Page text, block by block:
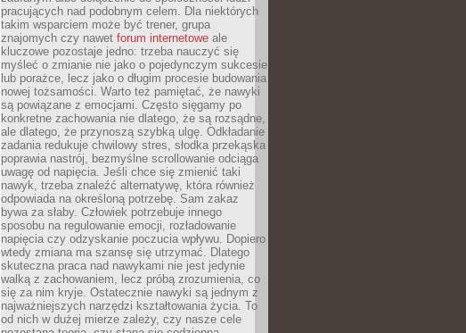
pracujących nad podobnym celem. Dla niektórych
takim wsparciem może być trener, grupa
znajomych czy nawet forum internetowe ale
kluczowe pozostaje jedno: trzeba nauczyć się
myśleć o zmianie nie jako o pojedynczym sukcesie
lub porażce, lecz jako o długim procesie budowania
nowej tożsamości. Warto też pamiętać, że nawyki
są powiązane z emocjami. Często sięgamy po
konkretne zachowania nie dlatego, że są rozsądne,
ale dlatego, że przynoszą szybką ulgę. Odkładanie
zadania redukuje chwilowy stres, słodka przekąska
poprawia nastrój, bezmyślne scrollowanie odciąga
uwagę od napięcia. Jeśli chce się zmienić taki
nawyk, trzeba znaleźć alternatywę, która również
odpowiada na określoną potrzebę. Sam zakaz
bywa za słaby. Człowiek potrzebuje innego
sposobu na regulowanie emocji, rozładowanie
napięcia czy odzyskanie poczucia wpływu. Dopiero
wtedy zmiana ma szansę się utrzymać. Dlatego
skuteczna praca nad nawykami nie jest jedynie
walką z zachowaniem, lecz próbą zrozumienia, co
się za nim kryje. Ostatecznie nawyki są jednym z
najważniejszych narzędzi kształtowania życia. To
od nich w dużej mierze zależy, czy nasze cele